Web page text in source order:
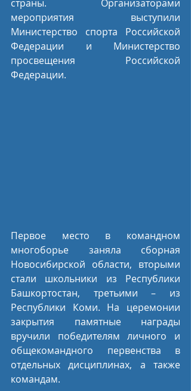
страны. Организаторами
мероприятия выступили
Министерство спорта Российской
Федерации и Министерство
просвещения Российской
Федерации.
Первое место в командном
многоборье заняла сборная
Новосибирской области, вторыми
стали школьники из Республики
Башкортостан, третьими – из
Республики Коми. На церемонии
закрытия памятные награды
вручили победителям личного и
общекомандного первенства в
отдельных дисциплинах, а также
командам.